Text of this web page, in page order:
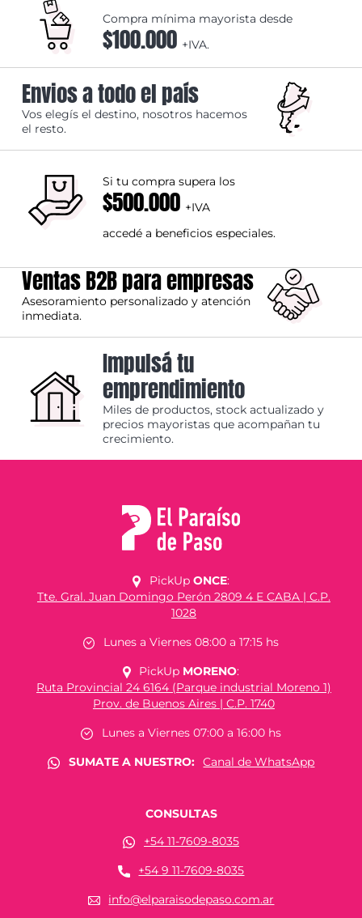
Compra mínima mayorista desde
$100.000 +IVA.
Envios a todo el país
Vos elegís el destino, nosotros hacemos
el resto.
Si tu compra supera los
$500.000 +IVA
accedé a beneficios especiales.
Ventas B2B para empresas
Asesoramiento personalizado y atención
inmediata.
Impulsá tu
emprendimiento
Miles de productos, stock actualizado y
precios mayoristas que acompañan tu
crecimiento.
PickUp ONCE:
Tte. Gral. Juan Domingo Perón 2809 4 E CABA | C.P.
1028
Lunes a Viernes 08:00 a 17:15 hs
PickUp MORENO:
Ruta Provincial 24 6164 (Parque industrial Moreno 1)
Prov. de Buenos Aires | C.P. 1740
Lunes a Viernes 07:00 a 16:00 hs
SUMATE A NUESTRO:
Canal de WhatsApp
CONSULTAS
+54 11-7609-8035
+54 9 11-7609-8035
info@elparaisodepaso.com.ar